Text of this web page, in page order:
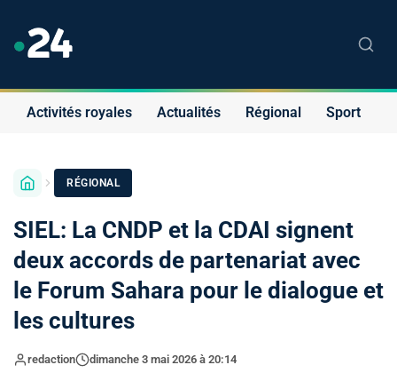
Activités royales Actualités Régional Sport
RÉGIONAL
SIEL: La CNDP et la CDAI signent
deux accords de partenariat avec
le Forum Sahara pour le dialogue et
les cultures
redaction dimanche 3 mai 2026 à 20:14